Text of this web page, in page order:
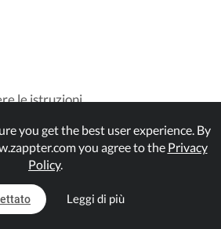
le istruzioni.
you get the best user experience. By
you agree to the Privacy
Policy.
Leggi di più